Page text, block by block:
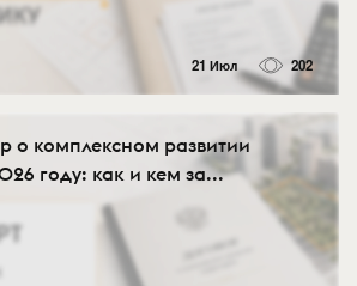
21 Июл 202
о комплексном развитии
году: как и кем за...